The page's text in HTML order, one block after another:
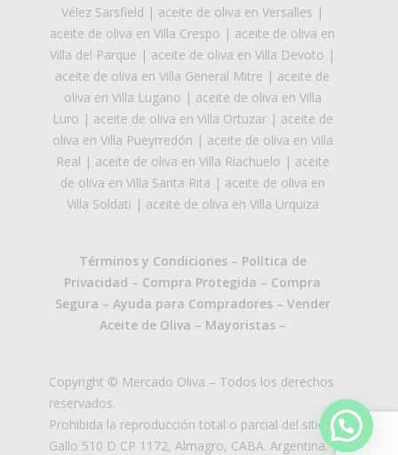
Vélez Sarsfield | aceite de oliva en Versalles |
aceite de oliva en Villa Crespo | aceite de oliva en
Villa del Parque | aceite de oliva en Villa Devoto |
aceite de oliva en Villa General Mitre | aceite de
oliva en Villa Lugano | aceite de oliva en Villa
Luro | aceite de oliva en Villa Ortuzar| aceite de
oliva en Villa Pueyrredón | aceite de oliva en Villa
Real | aceite de oliva en Villa Riachuelo | aceite
de oliva en Villa Santa Rita | aceite de oliva en
Villa Soldati | aceite de oliva en Villa Urquiza
Términos y Condiciones– Política de
Privacidad – Compra Protegida – Compra
Segura – Ayuda para Compradores– Vender
Aceite de Oliva – Mayoristas–
Copyright © Mercado Oliva – Todos los derechos
reservados.
Prohibida la reproducción total o parcial del sitio.
Gallo 510 D CP 1172, Almagro, CABA. Argentina.